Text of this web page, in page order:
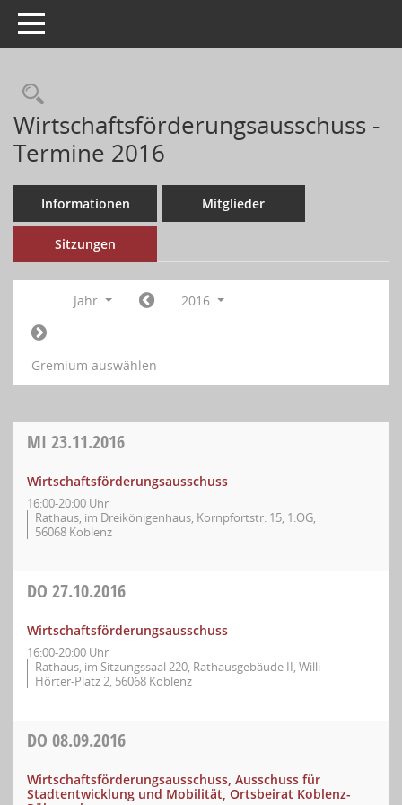
Toggle navigation
Wirtschaftsförderungsausschuss -
Termine 2016
Informationen Mitglieder
Sitzungen
Jahr 2016
Gremium auswählen
MI 23.11.2016
Wirtschaftsförderungsausschuss
16:00-20:00 Uhr
Rathaus, im Dreikönigenhaus, Kornpfortstr. 15, 1.OG,
56068 Koblenz
DO 27.10.2016
Wirtschaftsförderungsausschuss
16:00-20:00 Uhr
Rathaus, im Sitzungssaal 220, Rathausgebäude II, Willi-
Hörter-Platz 2, 56068 Koblenz
DO 08.09.2016
Wirtschaftsförderungsausschuss, Ausschuss für
Stadtentwicklung und Mobilität, Ortsbeirat Koblenz-